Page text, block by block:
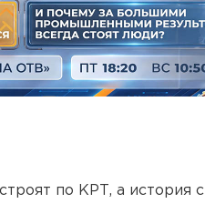
по КРТ, а история с